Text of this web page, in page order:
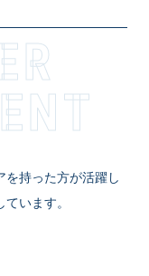
持った方が活躍し
います。